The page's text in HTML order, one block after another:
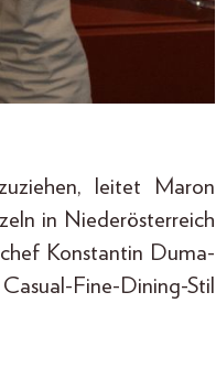
leitet Maron
in Niederösterreich
Konstantin Duma-
Fine-Dining-Stil